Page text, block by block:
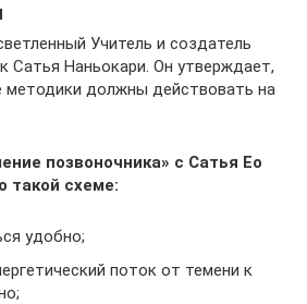
Учитель и создатель
Сатья Наньокари. Он утверждает,
должны действовать на
позвоночника» с Сатья Ео
такой схеме:
удобно;
поток от темени к